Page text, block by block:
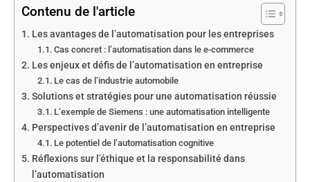
Contenu de l'article
Les avantages de l’automatisation pour les entreprises
Cas concret : l’automatisation dans le e-commerce
Les enjeux et défis de l’automatisation en entreprise
Le cas de l’industrie automobile
Solutions et stratégies pour une automatisation réussie
L’exemple de Siemens : une automatisation intelligente
Perspectives d’avenir de l’automatisation en entreprise
Le potentiel de l’automatisation cognitive
Réflexions sur l’éthique et la responsabilité dans
l’automatisation